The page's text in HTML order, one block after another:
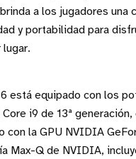
a los jugadores una
y portabilidad para
lugar.
está equipado con los
i9 de 13ª generación,
con la GPU NVIDIA
Max-Q de NVIDIA,